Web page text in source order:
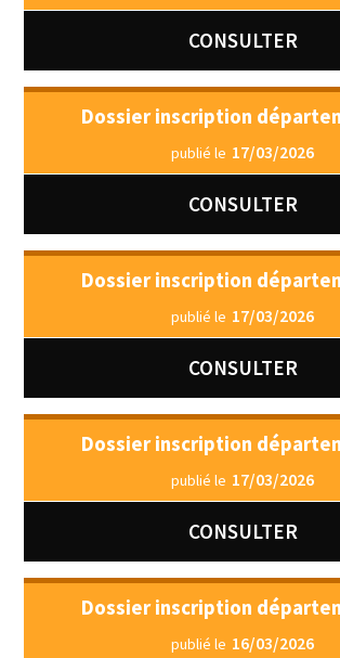
CONSULTER
Dossier inscription
publié le 17/03/2026
CONSULTER
Dossier inscription
publié le 17/03/2026
CONSULTER
Dossier inscription
publié le 17/03/2026
CONSULTER
Dossier inscription
publié le 16/03/2026